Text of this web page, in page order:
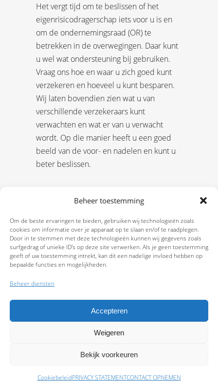
Beheer toestemming
Om de beste ervaringen te bieden, gebruiken wij technologieën zoals
cookies om informatie over je apparaat op te slaan en/of te raadplegen.
Door in te stemmen met deze technologieën kunnen wij gegevens zoals
surfgedrag of unieke ID's op deze site verwerken. Als je geen toestemming
geeft of uw toestemming intrekt, kan dit een nadelige invloed hebben op
bepaalde functies en mogelijkheden.
Beheer diensten
Accepteren
Weigeren
Bekijk voorkeuren
CookiebeleidPRIVACY STATEMENTCONTACT OPNEMEN
Het vergt tijd om te beslissen of het
eigenrisicodragerschap iets voor u is en
om de ondernemingsraad (OR) te
betrekken in de overwegingen. Daar kunt
u wel wat ondersteuning bij gebruiken.
Vraag ons hoe en waar u zich goed kunt
verzekeren en hoeveel u kunt besparen.
Wij laten bovendien zien wat u van
verschillende verzekeraars kunt
verwachten en wat er van u verwacht
wordt. Op die manier heeft u een goed
beeld van de voor- en nadelen en kunt u
beter beslissen.
Schade melden Afspraak maken Polissen